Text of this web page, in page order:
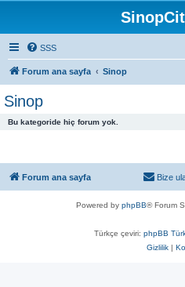
SSS
Forum ana sayfa Sinop
Sinop
Bu kategoride hiç forum yok.
Forum ana sayfa Bize
Powered by phpBB® Forum
Türkçe çeviri: phpBB
Gizlilik |